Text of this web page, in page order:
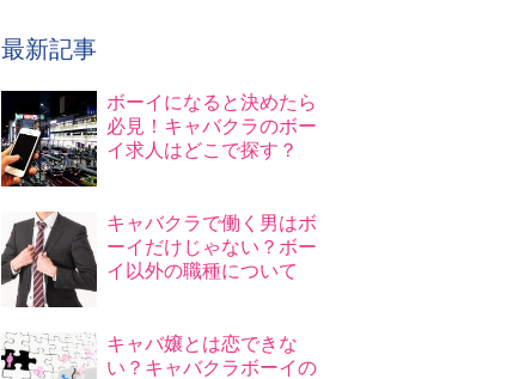
最新記事
ボーイになると決めたら
必見！キャバクラのボー
イ求人はどこで探す？
キャバクラで働く男はボ
ーイだけじゃない？ボー
イ以外の職種について
キャバ嬢とは恋できな
い？キャバクラボーイの